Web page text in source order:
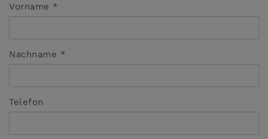
Vorname
Nachname
Telefon